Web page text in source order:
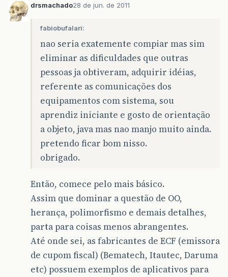
drsmachado28 de jun. de 2011
fabiobufalari:
nao seria exatemente compiar mas sim
eliminar as dificuldades que outras
pessoas ja obtiveram, adquirir idéias,
referente as comunicações dos
equipamentos com sistema, sou
aprendiz iniciante e gosto de orientação
a objeto, java mas nao manjo muito ainda.
pretendo ficar bom nisso.
obrigado.
Então, comece pelo mais básico.
Assim que dominar a questão de OO,
herança, polimorfismo e demais detalhes,
parta para coisas menos abrangentes.
Até onde sei, as fabricantes de ECF (emissora
de cupom fiscal) (Bematech, Itautec, Daruma
etc) possuem exemplos de aplicativos para